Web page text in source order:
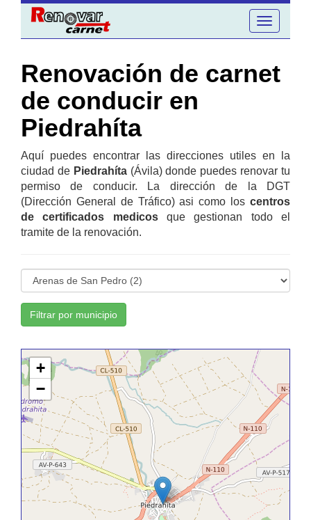
Toggle
navigation
Renovación de carnet
de conducir en
Piedrahíta
Aquí puedes encontrar las direcciones utiles en la
ciudad de Piedrahíta(Ávila) donde puedes renovar tu
permiso de conducir. La dirección de la DGT
(Dirección General de Tráfico) asi como los centros
de certificados medicosque gestionan todo el
tramite de la renovación.
Filtrar por municipio
+
−